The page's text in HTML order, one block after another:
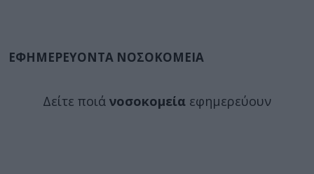
ΕΦΗΜΕΡΕΥΟΝΤΑ ΝΟΣΟΚΟΜΕΙΑ
Δείτε ποιά νοσοκομεία εφημερεύουν